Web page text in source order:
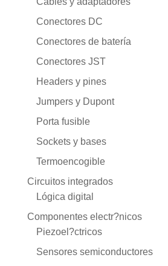
Conectores DC
Conectores de batería
Conectores JST
Headers y pines
Jumpers y Dupont
Porta fusible
Sockets y bases
Termoencogible
Circuitos integrados
Lógica digital
Componentes electr?nicos
Piezoel?ctricos
Sensores semiconductores